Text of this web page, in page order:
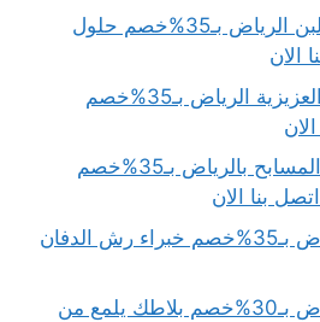
كشف تسربات المياه لبن الرياض بـ35%خصم حلول
الان
كشف تسربات المياه العزيزية الرياض بـ35%خصم
شركة كشف تسربات المسابح بالرياض بـ35%خصم
بنا الان
شركة رش دفان بالرياض بـ35%خصم خبراء رش الدفان
شركة جلي بلاط بالرياض بـ30%خصم بلاطك يلمع من